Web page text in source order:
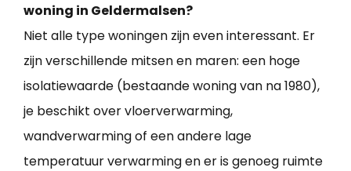
woning in Geldermalsen?
Niet alle type woningen zijn even interessant. Er
zijn verschillende mitsen en maren: een hoge
isolatiewaarde (bestaande woning van na 1980),
je beschikt over vloerverwarming,
wandverwarming of een andere lage
temperatuur verwarming en er is genoeg ruimte